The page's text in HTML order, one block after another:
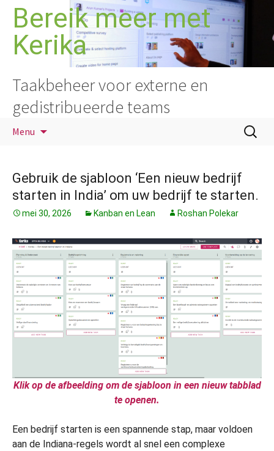
inhoud
Bereik meer met
Kerika
Taakbeheer voor externe en
gedistribueerde teams
Menu
Zoeken
naar:
Gebruik de sjabloon ‘Een nieuw bedrijf
starten in India’ om uw bedrijf te starten.
mei 30, 2026 Kanban en Lean Roshan Polekar
Klik op de afbeelding om de sjabloon in een nieuw tabblad
te openen.
Een bedrijf starten is een spannende stap, maar voldoen
aan de Indiana-regels wordt al snel een complexe